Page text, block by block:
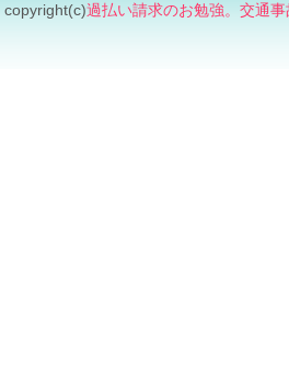
copyright(c)過払い請求のお勉強。交通